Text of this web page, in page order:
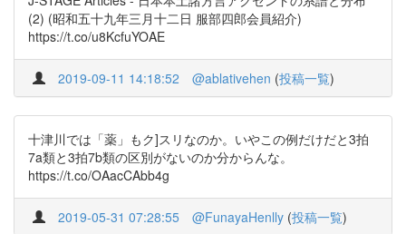
(2) (昭和五十九年三月十二日 服部四郎会員紹介)
https://t.co/u8KcfuYOAE
2019-09-11 14:18:52 @ablativehen (投稿一覧)
十津川では「薬」もク]スリなのか。いやこの例だけだと3拍
7a類と3拍7b類の区別がないのか分からんな。
https://t.co/OAacCAbb4g
2019-05-31 07:28:55 @FunayaHenlly (投稿一覧)